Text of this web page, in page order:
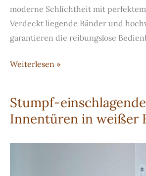
moderne Schlichtheit mit
Verdeckt liegende Bänder und
garantieren die reibungslose
Stumpf-
Innentüren
Weiterlesen »
Stumpf-einschlagende
Innentüren in weißer